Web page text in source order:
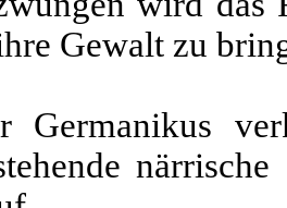
Gewalt zu
Germanikus